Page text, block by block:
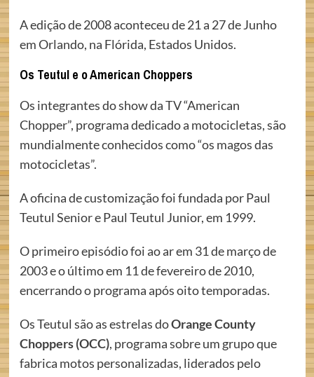
A edição de 2008 aconteceu de 21 a 27 de Junho
em Orlando, na Flórida, Estados Unidos.
Os Teutul e o American Choppers
Os integrantes do show da TV “American
Chopper”, programa dedicado a motocicletas, são
mundialmente conhecidos como “os magos das
motocicletas”.
A oficina de customização foi fundada por Paul
Teutul Senior e Paul Teutul Junior, em 1999.
O primeiro episódio foi ao ar em 31 de março de
2003 e o último em 11 de fevereiro de 2010,
encerrando o programa após oito temporadas.
Os Teutul são as estrelas doOrange County
Choppers (OCC), programa sobre um grupo que
fabrica motos personalizadas, liderados pelo